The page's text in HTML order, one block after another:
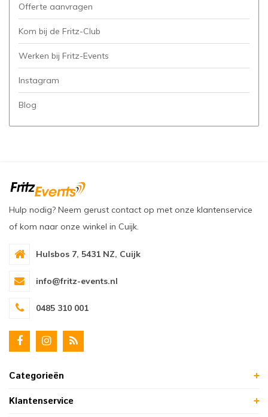
Offerte aanvragen
Kom bij de Fritz-Club
Werken bij Fritz-Events
Instagram
Blog
Hulp nodig? Neem gerust contact op met onze klantenservice
of kom naar onze winkel in Cuijk.
Hulsbos 7, 5431 NZ, Cuijk
info@fritz-events.nl
0485 310 001
Categorieën
Klantenservice